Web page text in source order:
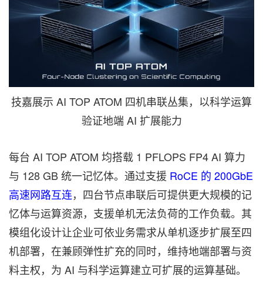
技嘉展示 AI TOP ATOM 四机串联丛集，以科学运算
验证地端 AI 扩展能力
每台 AI TOP ATOM 均搭载 1 PFLOPS FP4 AI 算力
与 128 GB 统一记忆体。 通过支援 RoCE 的 200GbE
高速网路互连，四台节点串联后可提供更大规模的记
忆体与运算资源，支援单机无法负荷的工作负载。其
模组化设计让企业可依业务需求从单机逐步扩展至四
机部署，在兼顾弹性扩充的同时，维持地端部署与资
料主权，为 AI 与科学运算建立可扩展的运算基础。